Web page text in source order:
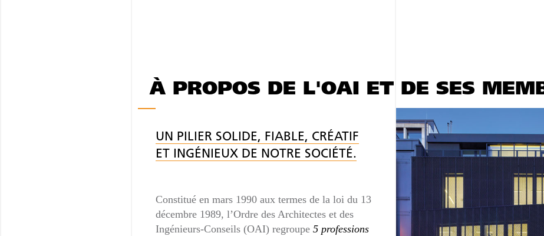
À PROPOS DE L'OAI ET DE SES
UN PILIER SOLIDE, FIABLE, CRÉATIF
ET INGÉNIEUX DE NOTRE SOCIÉTÉ.
Constitué en mars 1990 aux termes de la loi du 13
décembre 1989, l’Ordre des Architectes et des
Ingénieurs-Conseils (OAI) regroupe 5 professions